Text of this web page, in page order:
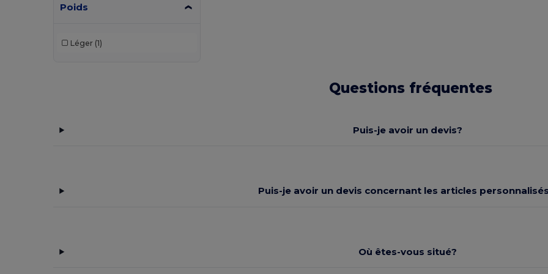
Poids
Léger (1)
Questions fréquentes
Puis-je avoir un devis?
Puis-je avoir un devis concernant les articles
Où êtes-vous situé?